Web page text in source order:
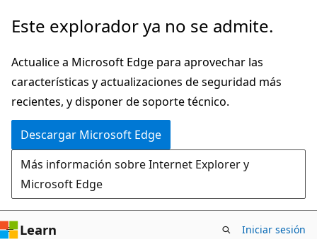
Ir
contenido
principal
Este explorador ya no se admite.
Actualice a Microsoft Edge para aprovechar las
características y actualizaciones de seguridad más
recientes, y disponer de soporte técnico.
Descargar Microsoft Edge
Más información sobre Internet Explorer y
Microsoft Edge
Learn Iniciar sesión